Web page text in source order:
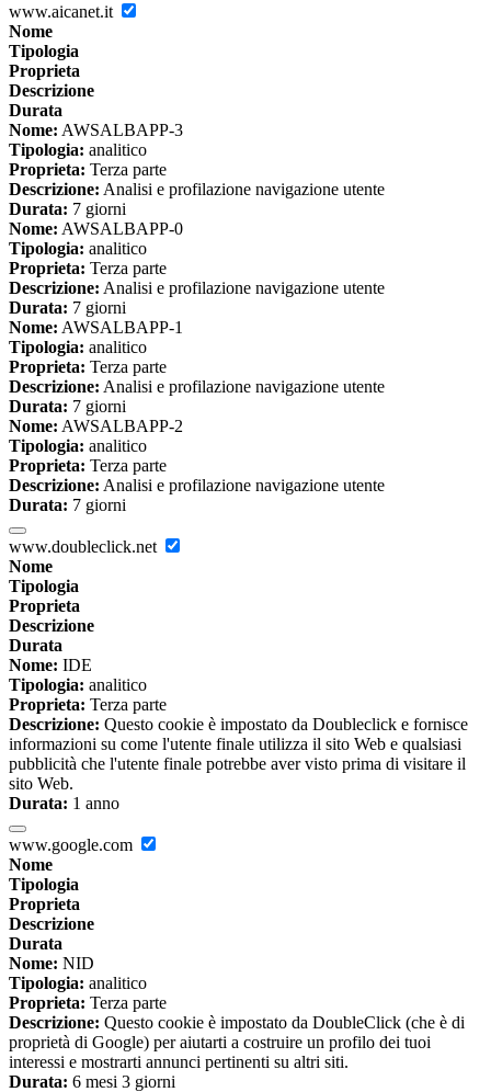
www.aicanet.it
Nome
Tipologia
Proprieta
Descrizione
Durata
Nome: AWSALBAPP-3
Tipologia: analitico
Proprieta: Terza parte
Descrizione: Analisi e profilazione navigazione utente
Durata: 7 giorni
Nome: AWSALBAPP-0
Tipologia: analitico
Proprieta: Terza parte
Descrizione: Analisi e profilazione navigazione utente
Durata: 7 giorni
Nome: AWSALBAPP-1
Tipologia: analitico
Proprieta: Terza parte
Descrizione: Analisi e profilazione navigazione utente
Durata: 7 giorni
Nome: AWSALBAPP-2
Tipologia: analitico
Proprieta: Terza parte
Descrizione: Analisi e profilazione navigazione utente
Durata: 7 giorni
www.doubleclick.net
Nome
Tipologia
Proprieta
Descrizione
Durata
Nome: IDE
Tipologia: analitico
Proprieta: Terza parte
Descrizione: Questo cookie è impostato da Doubleclick e fornisce
informazioni su come l'utente finale utilizza il sito Web e qualsiasi
pubblicità che l'utente finale potrebbe aver visto prima di visitare il
sito Web.
Durata: 1 anno
www.google.com
Nome
Tipologia
Proprieta
Descrizione
Durata
Nome: NID
Tipologia: analitico
Proprieta: Terza parte
Descrizione: Questo cookie è impostato da DoubleClick (che è di
proprietà di Google) per aiutarti a costruire un profilo dei tuoi
interessi e mostrarti annunci pertinenti su altri siti.
Durata: 6 mesi 3 giorni